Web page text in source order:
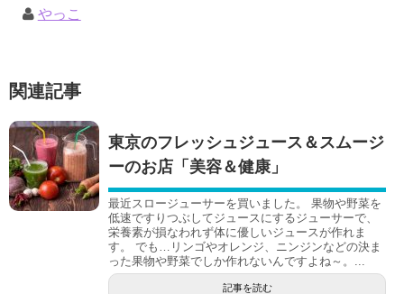
やっこ
関連記事
東京のフレッシュジュース＆スムージ
ーのお店「美容＆健康」
最近スロージューサーを買いました。 果物や野菜を
低速ですりつぶしてジュースにするジューサーで、
栄養素が損なわれず体に優しいジュースが作れま
す。 でも…リンゴやオレンジ、ニンジンなどの決ま
った果物や野菜でしか作れないんですよね～。...
記事を読む